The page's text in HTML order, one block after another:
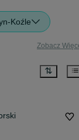
Koźle
Zobacz